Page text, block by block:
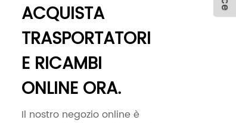
ACQUISTA
TRASPORTATORI
E RICAMBI
ONLINE ORA.
Il nostro negozio online è